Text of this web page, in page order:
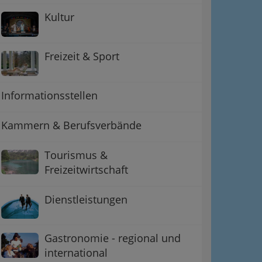
Kultur
Freizeit & Sport
Informationsstellen
Kammern & Berufsverbände
Tourismus &
Freizeitwirtschaft
Dienstleistungen
Gastronomie - regional und
international